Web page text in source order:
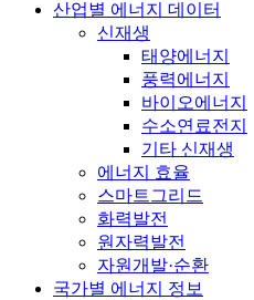
산업별 에너지 데이터
신재생
태양에너지
풍력에너지
바이오에너지
수소연료전지
기타 신재생
에너지 효율
스마트그리드
화력발전
원자력발전
자원개발·순환
국가별 에너지 정보